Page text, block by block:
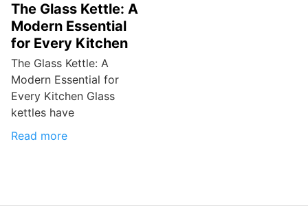
The Glass Kettle: A
Modern Essential
for Every Kitchen
The Glass Kettle: A
Modern Essential for
Every Kitchen Glass
kettles have
Read more